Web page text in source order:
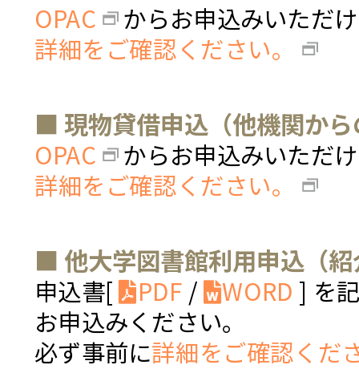
OPAC
からお申込みいただ
詳細をご確認ください。
■ 現物貸借申込（他機関か
OPAC
からお申込みいただ
詳細をご確認ください。
■ 他大学図書館利用申込（
申込書[ PDF / WORD ] を
お申込みください。
必ず事前に詳細をご確認くだ